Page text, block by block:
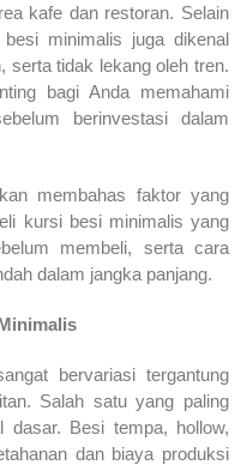
kafe dan restoran. Selain
minimalis juga dikenal
serta tidak lekang oleh tren.
bagi Anda memahami
berinvestasi dalam
membahas faktor yang
kursi besi minimalis yang
membeli, serta cara
dalam jangka panjang.
bervariasi tergantung
Salah satu yang paling
dasar. Besi tempa, hollow,
dan biaya produksi